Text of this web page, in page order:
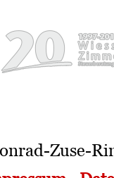
Zuse-